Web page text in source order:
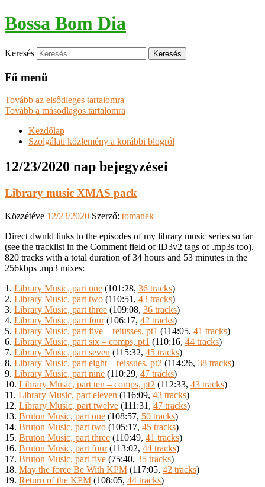
Bossa Bom Dia
Keresés
Fő menü
Tovább az elsődleges tartalomra
Tovább a másodlagos tartalomra
Kezdőlap
Szolgálati közlemény a korábbi blogról
12/23/2020 nap bejegyzései
Library music XMAS pack
Közzétéve 12/23/2020 Szerző: tomanek
Direct dwnld links to the episodes of my library music series so far
(see the tracklist in the Comment field of ID3v2 tags of .mp3s too).
820 tracks with a total duration of 34 hours and 53 minutes in the
256kbps .mp3 mixes:
1. Library Music, part one (101:28, 36 tracks)
2. Library Music, part two (110:51, 43 tracks)
3. Library Music, part three (109:08, 36 tracks)
4. Library Music, part four(106:17, 42 tracks)
5. Library Music, part five – reiusses, pt1 (114:05, 41 tracks)
6. Library Music, part six – comps, pt1 (110:16, 44 tracks)
7. Library Music, part seven (115:32, 45 tracks)
8. Library Music, part eight – reissues, pt2 (114:26, 38 tracks)
9. Library Music, part nine (110:29, 47 tracks)
10. Library Music, part ten – comps, pt2 (112:33, 43 tracks)
11. Library Music, part eleven (116:09, 43 tracks)
12. Library Music, part twelve (111:31, 47 tracks)
13. Bruton Music, part one (108:57, 50 tracks)
14. Bruton Music, part two (105:17, 45 tracks)
15. Bruton Music, part three (110:49, 41 tracks)
16. Bruton Music, part four(113:02, 44 tracks)
17. Bruton Music, part five (75:40, 35 tracks)
18. May the force Be With KPM (117:05, 42 tracks)
19. Return of the KPM (108:05, 44 tracks)